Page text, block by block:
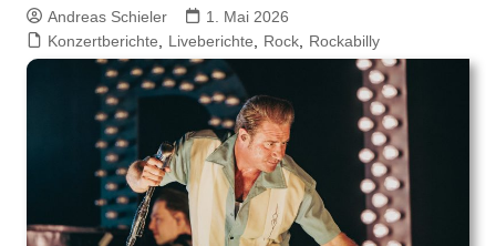
Andreas Schieler
1. Mai 2026
Konzertberichte
Liveberichte Rock, Rockabilly